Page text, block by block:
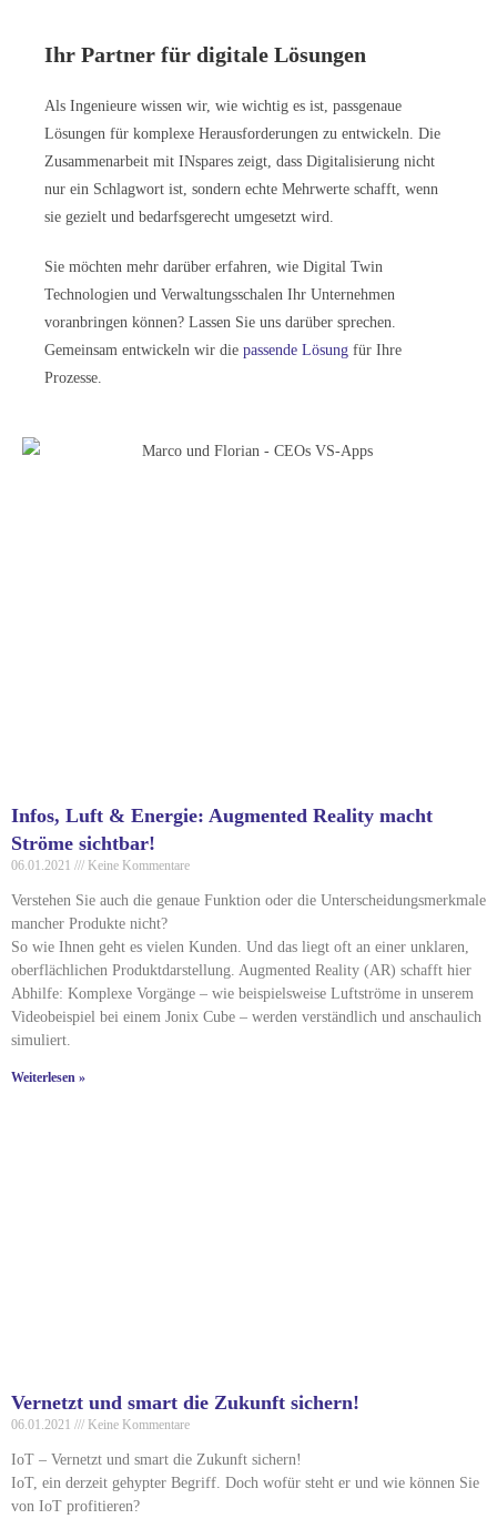
Ihr Partner für digitale Lösungen
Als Ingenieure wissen wir, wie wichtig es ist, passgenaue
Lösungen für komplexe Herausforderungen zu entwickeln. Die
Zusammenarbeit mit INspares zeigt, dass Digitalisierung nicht
nur ein Schlagwort ist, sondern echte Mehrwerte schafft, wenn
sie gezielt und bedarfsgerecht umgesetzt wird.
Sie möchten mehr darüber erfahren, wie Digital Twin
Technologien und Verwaltungsschalen Ihr Unternehmen
voranbringen können? Lassen Sie uns darüber sprechen.
Gemeinsam entwickeln wir die passende Lösung für Ihre
Prozesse.
Infos, Luft & Energie: Augmented Reality macht
Ströme sichtbar!
06.01.2021 Keine Kommentare
Verstehen Sie auch die genaue Funktion oder die Unterscheidungsmerkmale
mancher Produkte nicht?
So wie Ihnen geht es vielen Kunden. Und das liegt oft an einer unklaren,
oberflächlichen Produktdarstellung. Augmented Reality (AR) schafft hier
Abhilfe: Komplexe Vorgänge – wie beispielsweise Luftströme in unserem
Videobeispiel bei einem Jonix Cube – werden verständlich und anschaulich
simuliert.
Weiterlesen »
Vernetzt und smart die Zukunft sichern!
06.01.2021 Keine Kommentare
IoT – Vernetzt und smart die Zukunft sichern!
IoT, ein derzeit gehypter Begriff. Doch wofür steht er und wie können Sie
von IoT profitieren?